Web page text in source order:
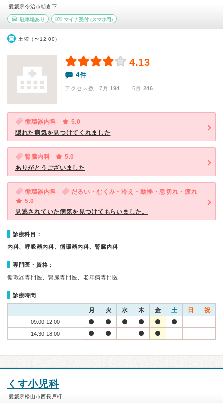
愛媛県今治市朝倉下
駐車場あり マイナ受付(スマホ可)
土曜（〜12:00）
4.13
4件
アクセス数 7月:194 | 6月:246
循環器内科
5.0
隠れた病気を見つけてくれました
腎臓内科
5.0
ありがとうございました
循環器内科
だるい・むくみ・冷え・動悸・息切れ・疲れ
5.0
見逃されていた病気を見つけてもらいました。
診療科目：
内科、呼吸器内科、循環器内科、腎臓内科
専門医・資格：
循環器専門医、腎臓専門医、老年病専門医
診療時間
月 火 水 木 金 土 日 祝
09:00-12:00
14:30-18:00
くす小児科
愛媛県松山市西長戸町